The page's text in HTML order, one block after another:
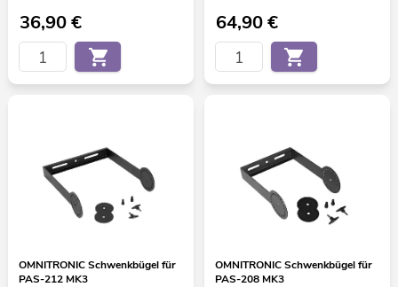
36,90€ 64,90€
OMNITRONIC Schwenkbügel für
PAS-212 MK3
OMNITRONIC Schwenkbügel für
PAS-208 MK3